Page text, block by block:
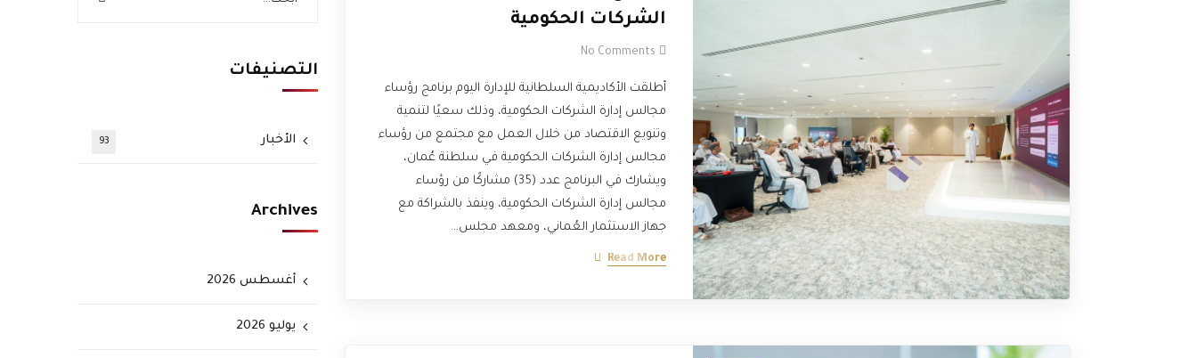
الشركات الحكومية
No Comments
أطلقت الأكاديمية السلطانية للإدارة اليوم برنامج رؤساء
مجالس إدارة الشركات الحكومية، وذلك سعيًا لتنمية
وتنويع الاقتصاد من خلال العمل مع مجتمع من رؤساء
مجالس إدارة الشركات الحكومية في سلطنة عُمان،
ويشارك في البرنامج عدد (35) مشاركًا من رؤساء
مجالس إدارة الشركات الحكومية، وينفذ بالشراكة مع
جهاز الاستثمار العُماني، ومعهد مجلس…
Read More
التصنيفات
الأخبار 93
Archives
أغسطس 2026
يوليو 2026